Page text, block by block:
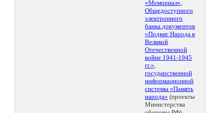
«Мемориал»,
Общедоступного
электронного
банка документов
«Подвиг Народа в
Великой
Отечественной
войне 1941-1945
гг.»,
государственной
информационной
системы «Память
народа» (проекты
Министерства